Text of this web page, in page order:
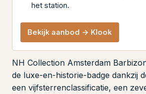
het station.
Bekijk aanbod → Klook
NH Collection Amsterdam
de luxe-en-historie-badge dankzij
een vijfsterrenclassificatie, een